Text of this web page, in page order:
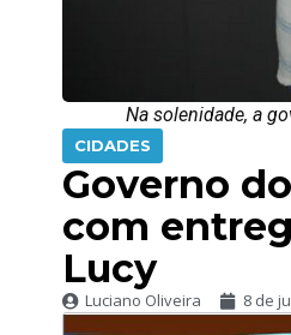
Na solenidade, a
CIDADES
Governo
com
Lucy
Luciano Oliveira 8 de